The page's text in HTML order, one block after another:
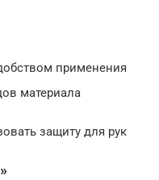
применения
материала
защиту для рук